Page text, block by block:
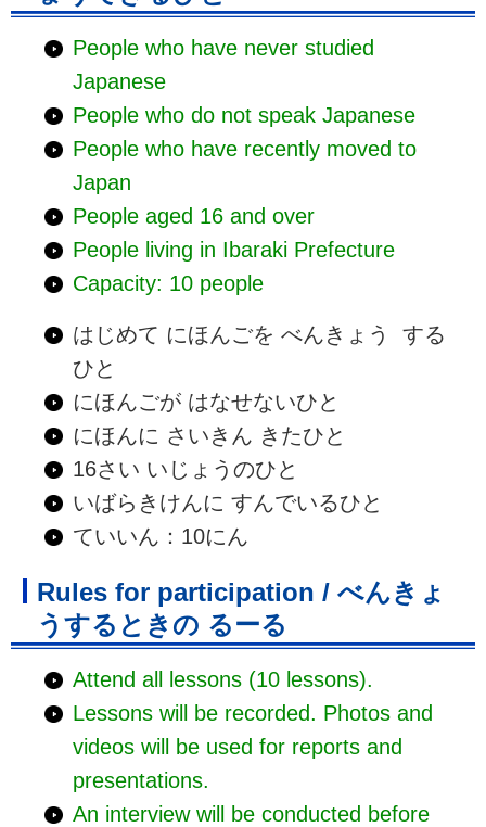
People who have never studied
Japanese
People who do not speak Japanese
People who have recently moved to
Japan
People aged 16 and over
People living in Ibaraki Prefecture
Capacity: 10 people
はじめて にほんごを べんきょう する
ひと
にほんごが はなせないひと
にほんに さいきん きたひと
16さい いじょうのひと
いばらきけんに すんでいるひと
ていいん：10にん
Rules for participation / べんきょ
うするときの るーる
Attend all lessons (10 lessons).
Lessons will be recorded. Photos and
videos will be used for reports and
presentations.
An interview will be conducted before